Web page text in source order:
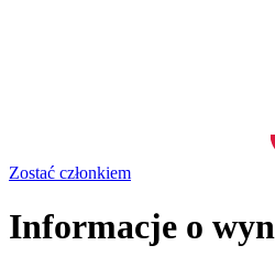
Zostać członkiem
Informacje o